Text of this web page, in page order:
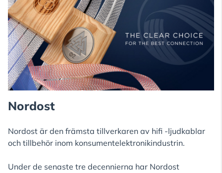
Nordost
Nordost är den främsta tillverkaren av hifi -ljudkablar
och tillbehör inom konsumentelektronikindustrin.
Under de senaste tre decennierna har Nordost